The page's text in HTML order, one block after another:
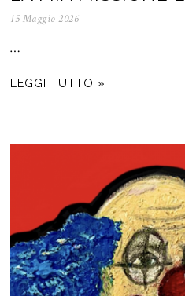
15 Maggio 2026
…
LEGGI TUTTO »